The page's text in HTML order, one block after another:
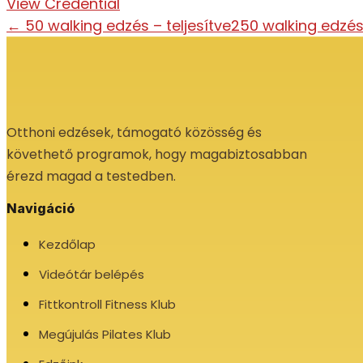
← 50 walking edzés – teljesítve250 walking
Otthoni edzések, támogató közösség és
követhető programok, hogy magabiztosabban
érezd magad a testedben.
Navigáció
Kezdőlap
Videótár belépés
Fittkontroll Fitness Klub
Megújulás Pilates Klub